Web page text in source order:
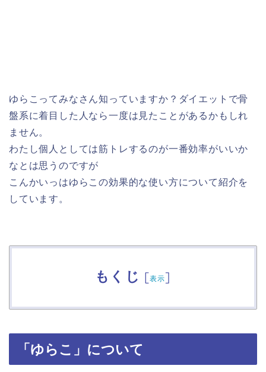
ゆらこってみなさん知っていますか？ダイエットで骨
盤系に着目した人なら一度は見たことがあるかもしれ
ません。
わたし個人としては筋トレするのが一番効率がいいか
なとは思うのですが
こんかいっはゆらこの効果的な使い方について紹介を
しています。
もくじ [表示]
「ゆらこ」について